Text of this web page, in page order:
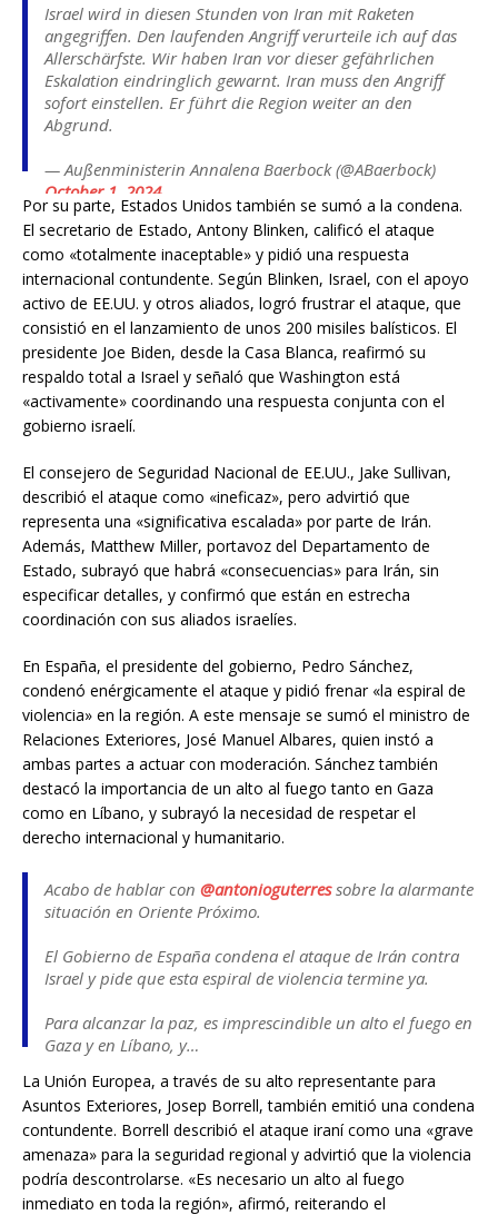
Israel wird in diesen Stunden von Iran mit Raketen
angegriffen. Den laufenden Angriff verurteile ich auf das
Allerschärfste. Wir haben Iran vor dieser gefährlichen
Eskalation eindringlich gewarnt. Iran muss den Angriff
sofort einstellen. Er führt die Region weiter an den
Abgrund.
— Außenministerin Annalena Baerbock (@ABaerbock)
October 1, 2024
Por su parte, Estados Unidos también se sumó a la condena.
El secretario de Estado, Antony Blinken, calificó el ataque
como «totalmente inaceptable» y pidió una respuesta
internacional contundente. Según Blinken, Israel, con el apoyo
activo de EE.UU. y otros aliados, logró frustrar el ataque, que
consistió en el lanzamiento de unos 200 misiles balísticos. El
presidente Joe Biden, desde la Casa Blanca, reafirmó su
respaldo total a Israel y señaló que Washington está
«activamente» coordinando una respuesta conjunta con el
gobierno israelí.
El consejero de Seguridad Nacional de EE.UU., Jake Sullivan,
describió el ataque como «ineficaz», pero advirtió que
representa una «significativa escalada» por parte de Irán.
Además, Matthew Miller, portavoz del Departamento de
Estado, subrayó que habrá «consecuencias» para Irán, sin
especificar detalles, y confirmó que están en estrecha
coordinación con sus aliados israelíes.
En España, el presidente del gobierno, Pedro Sánchez,
condenó enérgicamente el ataque y pidió frenar «la espiral de
violencia» en la región. A este mensaje se sumó el ministro de
Relaciones Exteriores, José Manuel Albares, quien instó a
ambas partes a actuar con moderación. Sánchez también
destacó la importancia de un alto al fuego tanto en Gaza
como en Líbano, y subrayó la necesidad de respetar el
derecho internacional y humanitario.
Acabo de hablar con @antonioguterressobre la alarmante
situación en Oriente Próximo.
El Gobierno de España condena el ataque de Irán contra
Israel y pide que esta espiral de violencia termine ya.
Para alcanzar la paz, es imprescindible un alto el fuego en
Gaza y en Líbano, y…
— Pedro Sánchez (@sanchezcastejon)October 1, 2024
La Unión Europea, a través de su alto representante para
Asuntos Exteriores, Josep Borrell, también emitió una condena
contundente. Borrell describió el ataque iraní como una «grave
amenaza» para la seguridad regional y advirtió que la violencia
podría descontrolarse. «Es necesario un alto al fuego
inmediato en toda la región», afirmó, reiterando el